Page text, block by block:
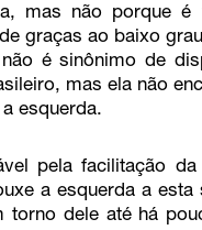
mas não porque é
graças ao baixo
é sinônimo de
mas ela não
esquerda.
pela facilitação da
a esquerda a esta
dele até há